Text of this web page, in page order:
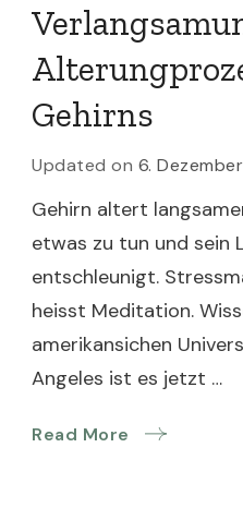
Gehirns
Updated on 6.
Gehirn altert
etwas zu tun und sein
entschleunigt.
heisst Meditation.
amerikansichen
Angeles ist es jetzt …
Read More